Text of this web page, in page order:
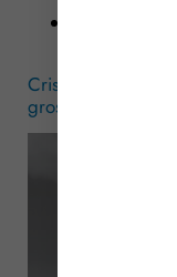
Article
Crise énergétique
gros rouleurs »